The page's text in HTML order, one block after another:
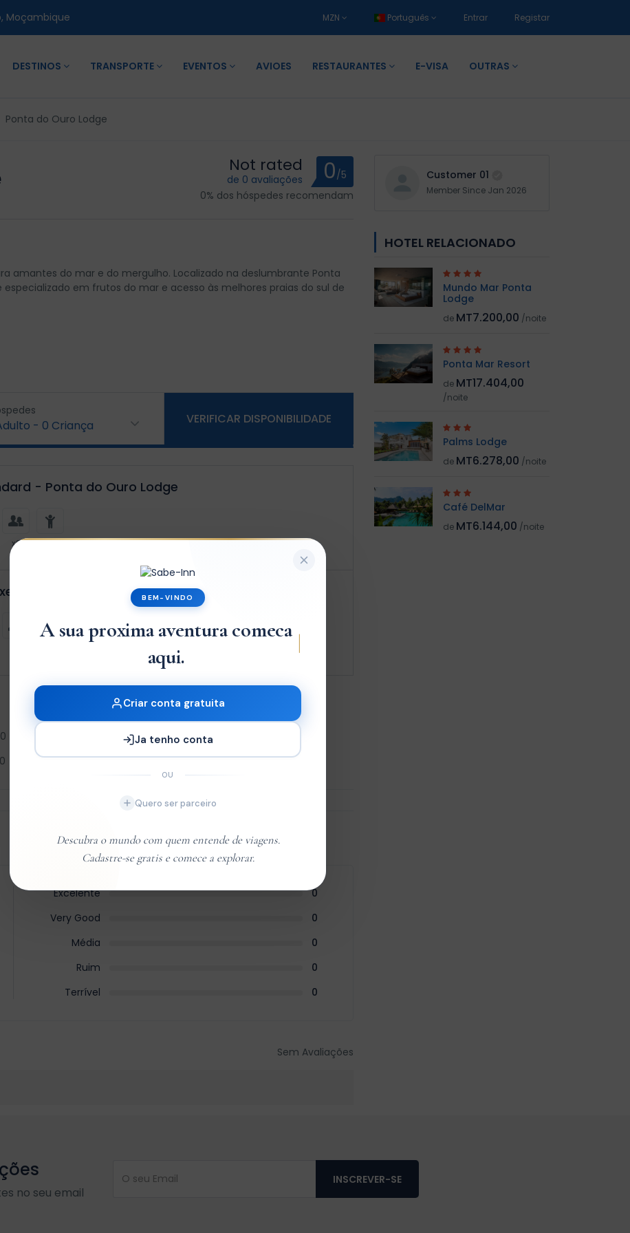
Moçambique MZN Português Entrar Registar
DESTINOS TRANSPORTE EVENTOS AVIOES RESTAURANTES E-VISA OUTRAS
Ponta do Ouro Lodge
Not rated
de 0 avaliações 0/5
0% dos hóspedes recomendam
amantes do mar e do mergulho. Localizado na deslumbrante Ponta
em frutos do mar e acesso às melhores praias do sul de
- 0 Criança VERIFICAR DISPONIBILIDADE
- Ponta do Ouro Lodge
x2 x1
- Ponta do Ouro Lodge
Excelente
0
Very Good
0
Média
0
Ruim
0
Terrível
0
Sem Avaliações
Customer 01
Member Since Jan 2026
HOTEL RELACIONADO
Mundo Mar Ponta
Lodge
de MT7.200,00 /noite
Ponta Mar Resort
de MT17.404,00
/noite
Palms Lodge
de MT6.278,00 /noite
Café DelMar
de MT6.144,00 /noite
no seu email
INSCREVER-SE
BEM-VINDO
A sua proxima aventura comeca
aqui.
|
Criar conta gratuita
Ja tenho conta
OU
Quero ser parceiro
Descubra o mundo com quem entende de viagens.
Cadastre-se gratis e comece a explorar.